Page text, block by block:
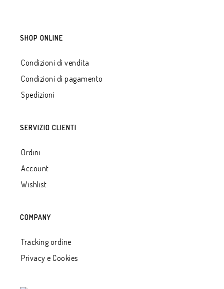
SHOP ONLINE
Condizioni di vendita
Condizioni di pagamento
Spedizioni
SERVIZIO CLIENTI
Ordini
Account
Wishlist
COMPANY
Tracking ordine
Privacy e Cookies